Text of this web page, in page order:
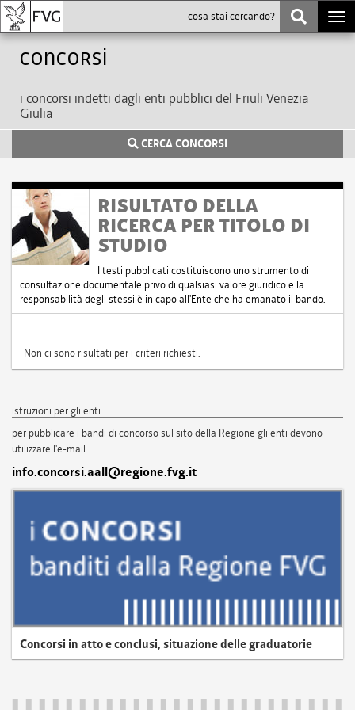
Concorsi
i concorsi indetti dagli enti pubblici del Friuli Venezia
Giulia
CERCA CONCORSI
RISULTATO DELLA
RICERCA PER TITOLO DI
STUDIO
I testi pubblicati costituiscono uno strumento di
consultazione documentale privo di qualsiasi valore giuridico e la
responsabilità degli stessi è in capo all'Ente che ha emanato il bando.
Non ci sono risultati per i criteri richiesti.
istruzioni per gli enti
per pubblicare i bandi di concorso sul sito della Regione gli enti devono
utilizzare l'e-mail
info.concorsi.aall@regione.fvg.it
Concorsi in atto e conclusi, situazione delle graduatorie